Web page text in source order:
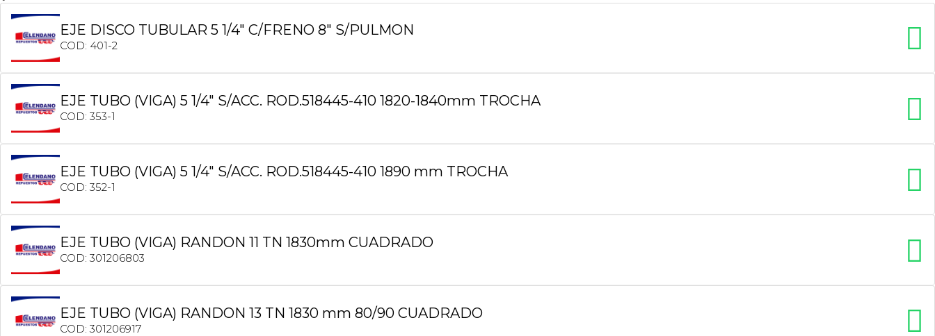
EJE DISCO TUBULAR 5 1/4″ C/FRENO 8″ S/PULMON
COD: 401-2
EJE TUBO (VIGA) 5 1/4″ S/ACC. ROD.518445-410 1820-1840mm TROCHA
COD: 353-1
EJE TUBO (VIGA) 5 1/4″ S/ACC. ROD.518445-410 1890 mm TROCHA
COD: 352-1
EJE TUBO (VIGA) RANDON 11 TN 1830mm CUADRADO
COD: 301206803
EJE TUBO (VIGA) RANDON 13 TN 1830 mm 80/90 CUADRADO
COD: 301206917